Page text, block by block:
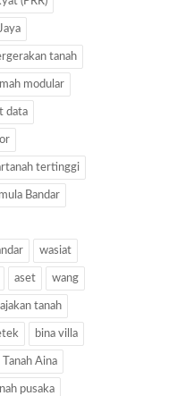
tanah
modular
data
tertinggi
Bandar
wasiat
aset wang
tanah
bina villa
Tanah Aina
pusaka